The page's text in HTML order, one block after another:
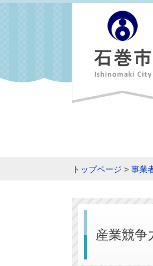
トップページ > 事業
産業競争